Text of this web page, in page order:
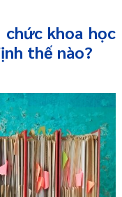
khoa học
thế nào?